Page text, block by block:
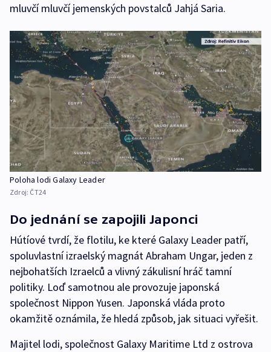
mluvčí mluvčí jemenských povstalců Jahjá Saria.
Poloha lodi Galaxy Leader
Zdroj: ČT24
Do jednání se zapojili Japonci
Hútíové tvrdí, že flotilu, ke které Galaxy Leader patří,
spoluvlastní izraelský magnát Abraham Ungar, jeden z
nejbohatších Izraelců a vlivný zákulisní hráč tamní
politiky. Loď samotnou ale provozuje japonská
společnost Nippon Yusen. Japonská vláda proto
okamžitě oznámila, že hledá způsob, jak situaci vyřešit.
Majitel lodi, společnost Galaxy Maritime Ltd z ostrova